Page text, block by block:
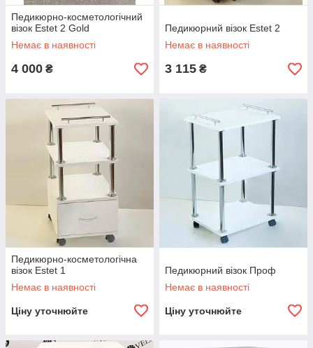
Педикюрно-косметологічний
візок Estet 2 Gold
Немає в наявності
4 000 ₴
Педикюрний візок Estet 2
Немає в наявності
3 115 ₴
Педикюрно-косметологічна
візок Estet 1
Немає в наявності
Ціну уточнюйте
Педикюрний візок Проф
Немає в наявності
Ціну уточнюйте